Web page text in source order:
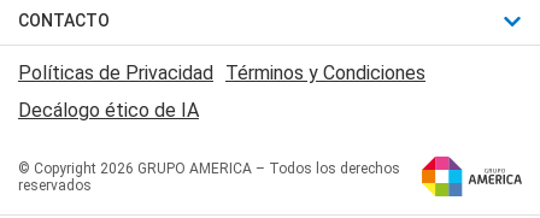
Judiciales
Economia
Trucos caseros
Series y Películas
Edictos y Solicitadas
Mundial
Automovilismo
Rugby
Básquet
Canal 7 en Vivo
San Juan 8
CONTACTO
Acerca de Nosotros
Contactanos
Políticas de Privacidad Términos y Condiciones
Decálogo ético de IA
© Copyright 2026 GRUPO AMERICA – Todos los derechos
reservados